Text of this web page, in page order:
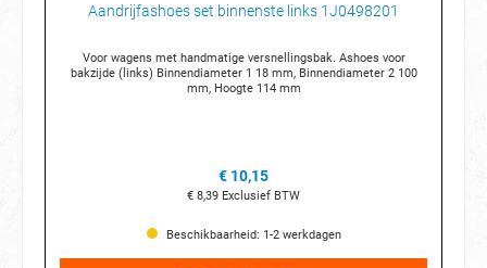
Aandrijfashoes set binnenste links 1J0498201
Voor wagens met handmatige versnellingsbak. Ashoes voor
bakzijde (links) Binnendiameter 1 18 mm, Binnendiameter 2 100
mm, Hoogte 114 mm
€ 10,15
€ 8,39 Exclusief BTW
Beschikbaarheid: 1-2 werkdagen